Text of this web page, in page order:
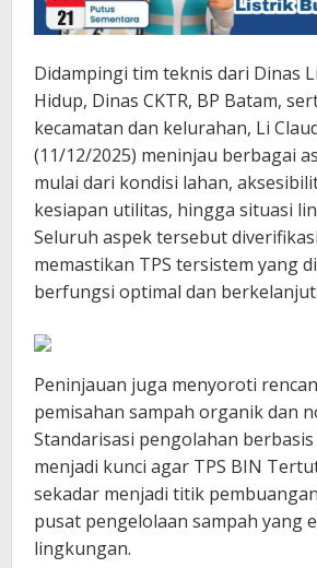
Didampingi tim teknis dari Dinas
Hidup, Dinas CKTR, BP Batam,
kecamatan dan kelurahan, Li
(11/12/2025) meninjau berbagai
mulai dari kondisi lahan,
kesiapan utilitas, hingga situasi
Seluruh aspek tersebut
memastikan TPS tersistem yang
berfungsi optimal dan
Peninjauan juga menyoroti
pemisahan sampah organik dan
Standarisasi pengolahan
menjadi kunci agar TPS BIN
sekadar menjadi titik
pusat pengelolaan sampah yang
lingkungan.